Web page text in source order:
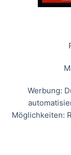
Werbung:
Möglichkeiten: